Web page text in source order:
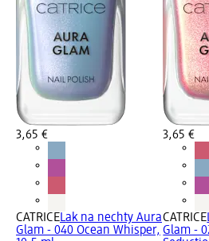
3,65 €
CATRICELak na nechty Aura
Glam - 040 Ocean Whisper,
3,65 €
CATRICE
Glam -